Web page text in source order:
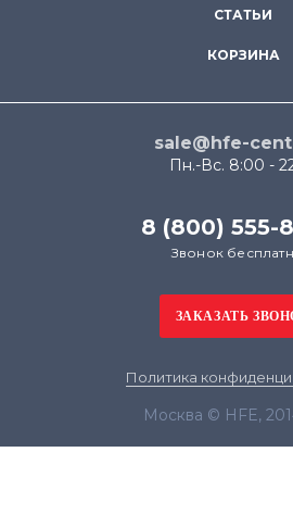
СТАТЬИ
КОРЗИНА
sale@hfe-
Пн.-Вс. 8:00 -
8 (800) 555-
Звонок
Политика
Москва © HFE,